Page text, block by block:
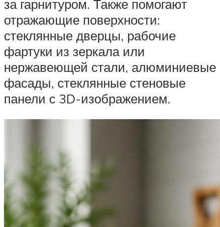
за гарнитуром. Также помогают
отражающие поверхности:
стеклянные дверцы, рабочие
фартуки из зеркала или
нержавеющей стали, алюминиевые
фасады, стеклянные стеновые
панели с 3D-изображением.